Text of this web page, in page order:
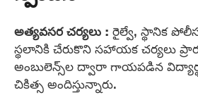
అత్యవసర చర్యలు :రైల్వే, స్థానిక
స్థలానికి చేరుకొని సహాయక చర్యలు
అంబులెన్స్‌ల ద్వారా గాయపడిన
చికిత్స అందిస్తున్నారు.